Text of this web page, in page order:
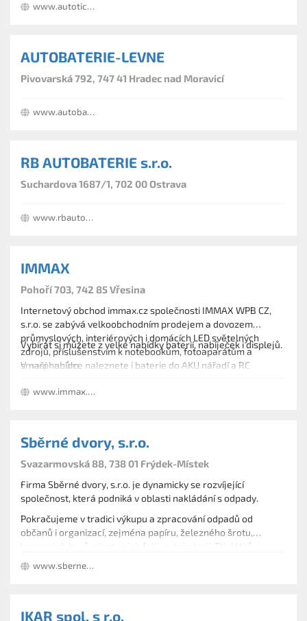
komise
servisní prohlídky
pneuservis
www.autotichy.net
AUTOBATERIE-LEVNE
Pivovarská 792, 747 41 Hradec nad Moravicí
www.autobaterie-levne.eshop-zdarma.cz
RB AUTOBATERIE s.r.o.
Suchardova 1687/1, 702 00 Ostrava
www.rbautobaterie.cz
IMMAX
Pohoří 703, 742 85 Vřesina
Internetový obchod immax.cz společnosti IMMAX WPB CZ,
s.r.o. se zabývá velkoobchodním prodejem a dovozem
průmyslových, interiérových i domácích LED světelných
zdrojů, příslušenstvím k notebookům, fotoaparátům a
smarphonům.
Vybírat si můžete z velké nabídky baterií, nabíječek i displejů.
V naší nabídce naleznete i baterie do AKU nářadí a RC
www.immax.cz
Sběrné dvory, s.r.o.
Svazarmovská 88, 738 01 Frýdek-Místek
Firma Sběrné dvory, s.r.o. je dynamicky se rozvíjející
společnost, která podniká v oblasti nakládání s odpady.
Pokračujeme v tradici výkupu a zpracování odpadů od
občanů i organizací, zejména papíru, železného šrotu,
barevných kovů, plastových folií, autobaterií, TKplátků.
elektrozařízení a baterií. Provádíme sběr, výkup a zpracování
www.sbernedvory.cz
IKAR spol. s r.o.